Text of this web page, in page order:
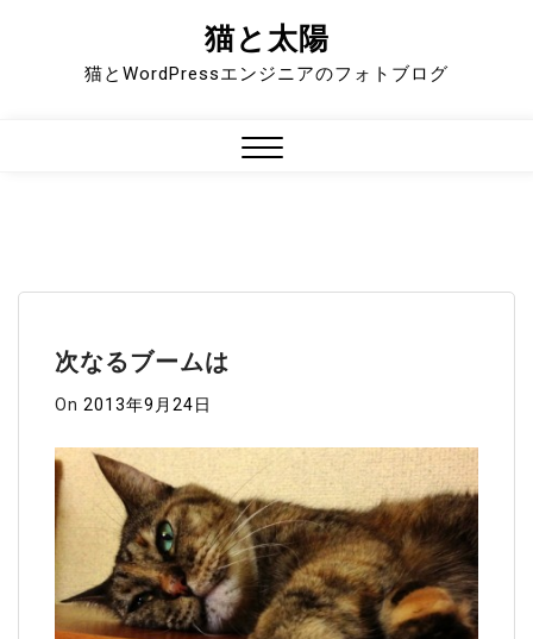
猫と太陽
猫とWordPressエンジニアのフォトブログ
次なるブームは
On 2013年9月24日